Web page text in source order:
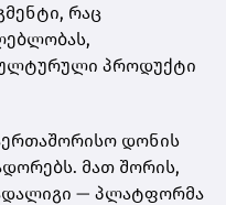
რაც
პროდუქტი
დონის
მათ შორის,
— პლატფორმა